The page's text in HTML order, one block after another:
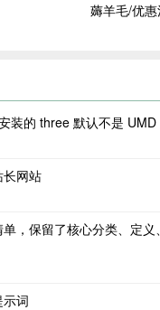
薅羊毛/优惠
装的 three 默认不是 UMD
网站
，保留了核心分类、定义
词